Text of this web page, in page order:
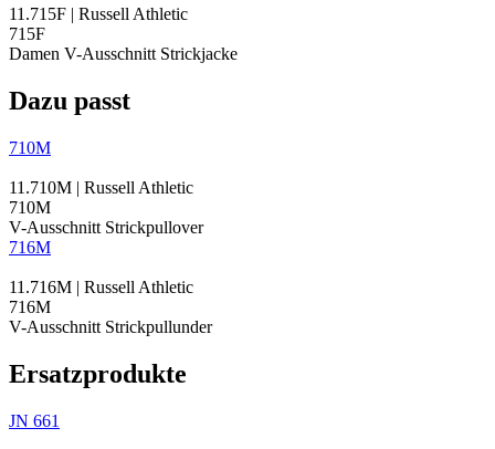
11.715F | Russell Athletic
715F
Damen V-Ausschnitt Strickjacke
Dazu passt
710M
11.710M | Russell Athletic
710M
V-Ausschnitt Strickpullover
716M
11.716M | Russell Athletic
716M
V-Ausschnitt Strickpullunder
Ersatzprodukte
JN 661